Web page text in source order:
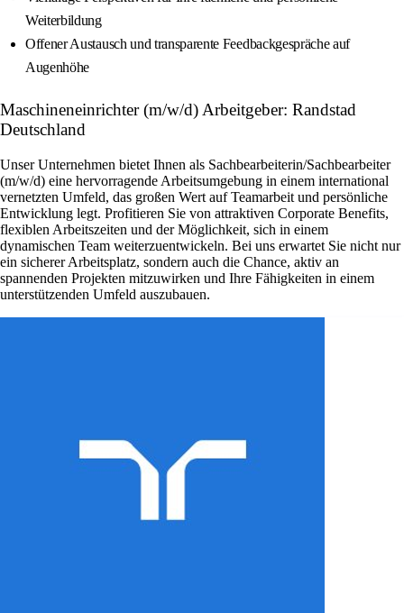
Weiterbildung
Offener Austausch und transparente Feedbackgespräche auf
Augenhöhe
Maschineneinrichter (m/w/d) Arbeitgeber: Randstad
Deutschland
Unser Unternehmen bietet Ihnen als Sachbearbeiterin/Sachbearbeiter
(m/w/d) eine hervorragende Arbeitsumgebung in einem international
vernetzten Umfeld, das großen Wert auf Teamarbeit und persönliche
Entwicklung legt. Profitieren Sie von attraktiven Corporate Benefits,
flexiblen Arbeitszeiten und der Möglichkeit, sich in einem
dynamischen Team weiterzuentwickeln. Bei uns erwartet Sie nicht nur
ein sicherer Arbeitsplatz, sondern auch die Chance, aktiv an
spannenden Projekten mitzuwirken und Ihre Fähigkeiten in einem
unterstützenden Umfeld auszubauen.